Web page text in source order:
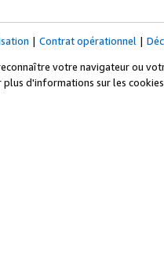
| Contrat opérationnel |
votre navigateur ou
plus d'informations sur les